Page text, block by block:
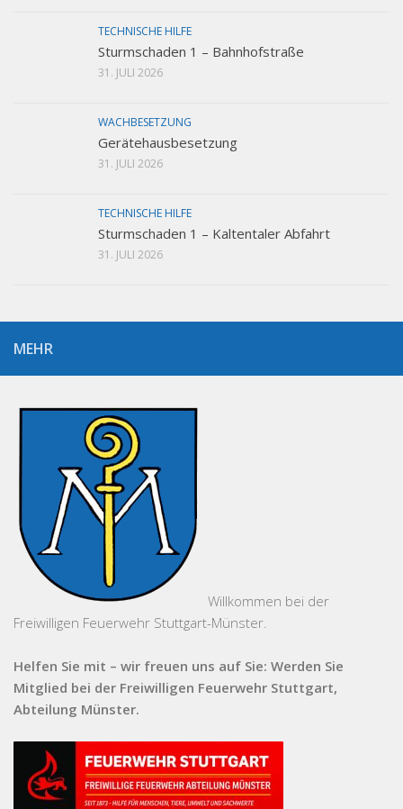
TECHNISCHE HILFE
Sturmschaden 1 – Bahnhofstraße
31. JULI 2026
WACHBESETZUNG
Gerätehausbesetzung
31. JULI 2026
TECHNISCHE HILFE
Sturmschaden 1 – Kaltentaler Abfahrt
31. JULI 2026
MEHR
Willkommen bei der
Freiwilligen Feuerwehr Stuttgart-Münster.
Helfen Sie mit – wir freuen uns auf Sie: Werden Sie
Mitglied bei der Freiwilligen Feuerwehr Stuttgart,
Abteilung Münster.